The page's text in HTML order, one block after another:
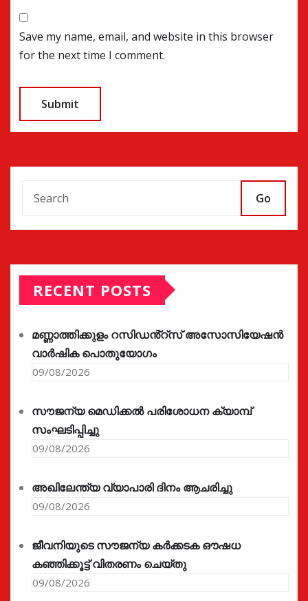
Save my name, email, and website in this browser
for the next time I comment.
Go
RECENT POSTS
മണ്ണാത്തിക്കുളം റസിഡൻ്റ്സ് അസോസിയേഷൻ
വാർഷിക പൊതുയോഗം
09/08/2026
സൗജന്യ മെഡിക്കൽ പരിശോധന ക്യാമ്പ്
സംഘടിപ്പിച്ചു
09/08/2026
അഖിലേന്ത്യ വ്യാപാരി ദിനം ആചരിച്ചു
09/08/2026
ജീവനിയുടെ സൗജന്യ കർക്കടക ഔഷധ
കഞ്ഞിക്കൂട്ട് വിതരണം ചെയ്തു
09/08/2026